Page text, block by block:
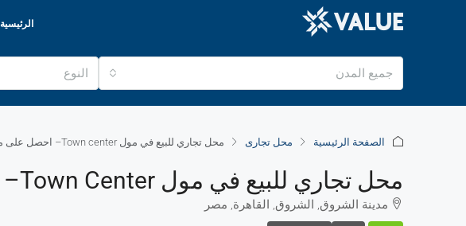
الرئيسية
جميع المدن النوع
الصفحة الرئيسية محل تجارى محل تجاري للبيع في مول Town center– احصل على مكان عملك الآن
محل تجاري للبيع في مول Town Center– احصل على مكان عملك الآن
مدينة الشروق, الشروق, القاهرة, مصر